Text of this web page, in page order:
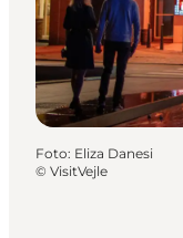
Foto: Eliza Danesi
© VisitVejle